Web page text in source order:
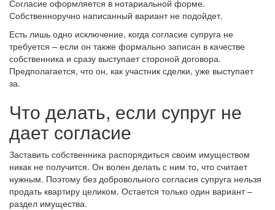
Согласие оформляется в нотариальной форме.
Собственноручно написанный вариант не подойдет.
Есть лишь одно исключение, когда согласие супруга не
требуется – если он также формально записан в качестве
собственника и сразу выступает стороной договора.
Предполагается, что он, как участник сделки, уже выступает
за.
Что делать, если супруг не
дает согласие
Заставить собственника распорядиться своим имуществом
никак не получится. Он волен делать с ним то, что считает
нужным. Поэтому без добровольного согласия супруга нельзя
продать квартиру целиком. Остается только один вариант –
раздел имущества.